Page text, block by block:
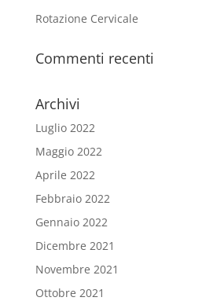
Rotazione Cervicale
Commenti recenti
Archivi
Luglio 2022
Maggio 2022
Aprile 2022
Febbraio 2022
Gennaio 2022
Dicembre 2021
Novembre 2021
Ottobre 2021